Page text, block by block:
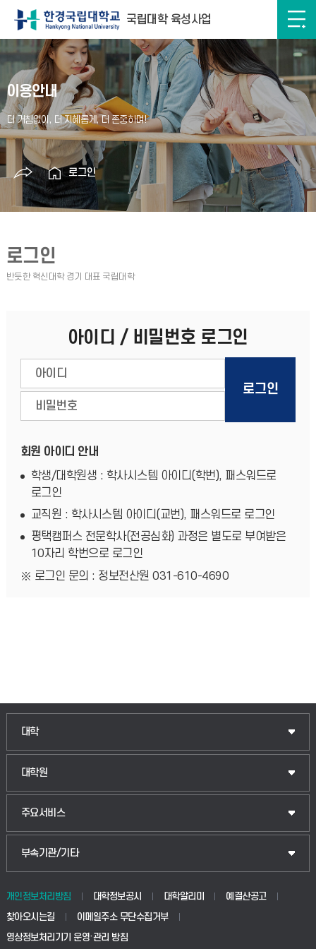
국립대학 육성사업
이용안내
로그인
로그인
아이디 / 비밀번호 로그인
회원 아이디 안내
학생/대학원생 : 학사시스템 아이디(학번), 패스워드로
로그인
교직원 : 학사시스템 아이디(교번), 패스워드로 로그인
평택캠퍼스 전문학사(전공심화) 과정은 별도로 부여받은
10자리 학번으로 로그인
로그인 문의 : 정보전산원 031-610-4690
대학
인문융합공공인재학부
법경영학부
생명공학부
대학원
일반대학원
산업대학원
공공정책대학원
교육대학원
주요서비스
입학안내
웹메일
학사시스템(전문학사 및 전공심화)
부속기관/기타
중앙도서관
학생생활관(안성)
개인정보처리방침 대학정보공시 대학알리미
예결산공고
찾아오시는길
이메일주소 무단수집거부
영상정보처리기기 운영·관리 방침